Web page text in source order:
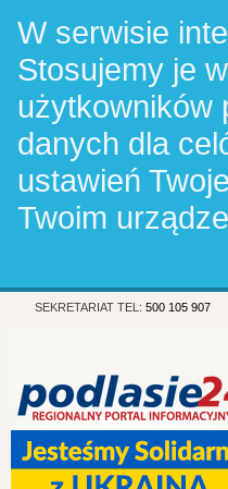
W serwisie
Stosujemy je
użytkowników
danych dla
ustawień
Twoim
SEKRETARIAT TEL: 500 105 907